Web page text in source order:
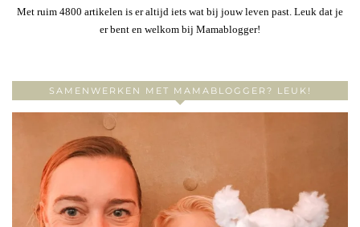
Met ruim 4800 artikelen is er altijd iets wat bij jouw leven past. Leuk dat je
er bent en welkom bij Mamablogger!
SAMENWERKEN MET MAMABLOGGER? LEUK!